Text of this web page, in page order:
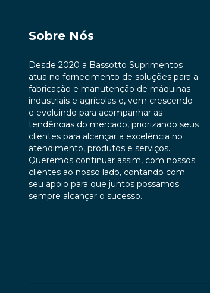
Sobre Nós
Desde 2020 a Bassotto Suprimentos
atua no fornecimento de soluções para a
fabricação e manutenção de máquinas
industriais e agrícolas e, vem crescendo
e evoluindo para acompanhar as
tendências do mercado, priorizando seus
clientes para alcançar a excelência no
atendimento, produtos e serviços.
Queremos continuar assim, com nossos
clientes ao nosso lado, contando com
seu apoio para que juntos possamos
sempre alcançar o sucesso.